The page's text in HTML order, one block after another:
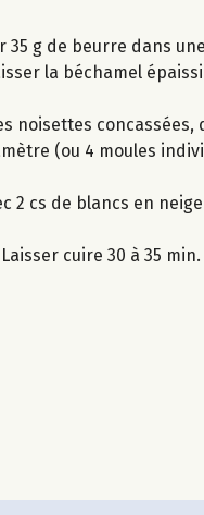
35 g de beurre dans
la béchamel
noisettes concassées,
(ou 4 moules
2 cs de blancs en
cuire 30 à 35 min.